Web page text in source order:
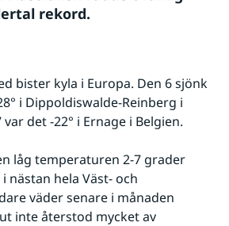
rekord.
bister kyla i Europa. Den 6 sjönk
i Dippoldiswalde-Reinberg i
det -22° i Ernage i Belgien.
låg temperaturen 2-7 grader
nästan hela Väst- och
väder senare i månaden
inte återstod mycket av